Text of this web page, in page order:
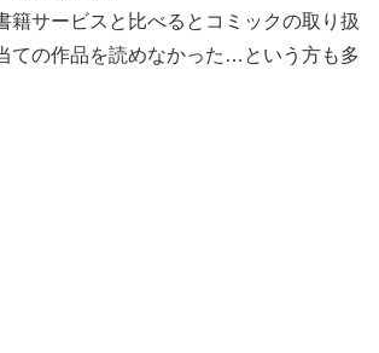
籍サービスと比べるとコミックの取り扱
ての作品を読めなかった…という方も多